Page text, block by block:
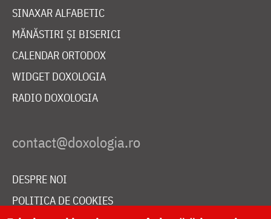
SINAXAR ALFABETIC
MĂNĂSTIRI ȘI BISERICI
CALENDAR ORTODOX
WIDGET DOXOLOGIA
RADIO DOXOLOGIA
DESPRE NOI
POLITICA DE COOKIES